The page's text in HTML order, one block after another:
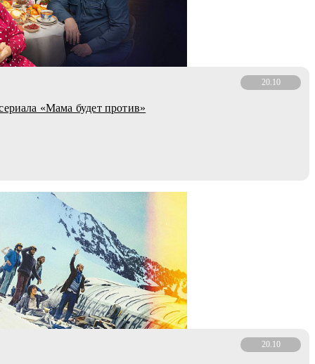
20.10
«Мама будет против»
20.10